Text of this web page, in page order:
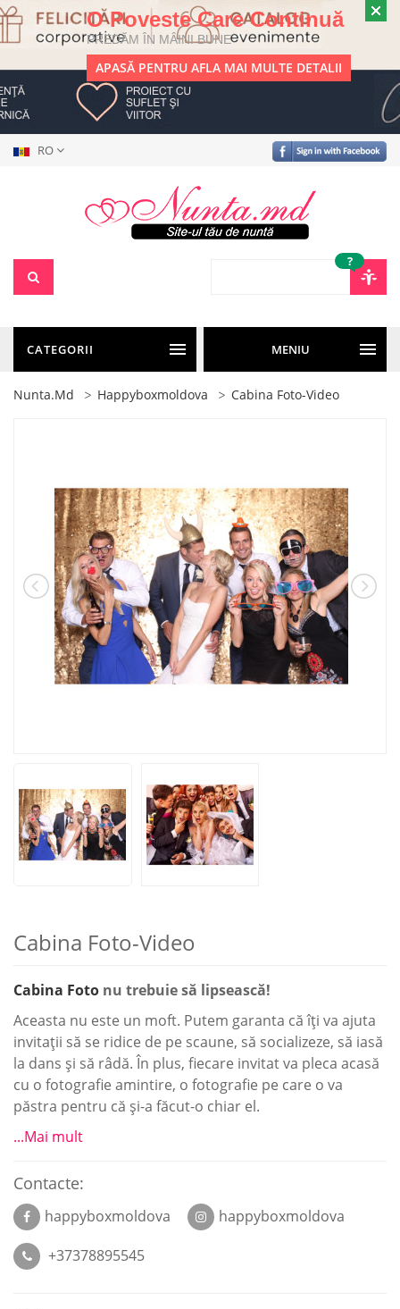
O Poveste Care Continuă
PREDĂM ÎN MÂINI BUNE
APASĂ PENTRU AFLA MAI MULTE DETALII
RO
?
CATEGORII MENIU
Nunta.md Happyboxmoldova Cabina Foto-Video
Cabina Foto-Video
Cabina Foto nu trebuie să lipsească!
Aceasta nu este un moft. Putem garanta că îți va ajuta
invitații să se ridice de pe scaune, să socializeze, să iasă
la dans și să râdă. În plus, fiecare invitat va pleca acasă
cu o fotografie amintire, o fotografie pe care o va
păstra pentru că și-a făcut-o chiar el.
...Mai mult
Contacte:
happyboxmoldova
happyboxmoldova
+37378895545